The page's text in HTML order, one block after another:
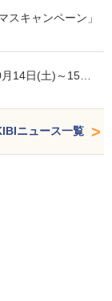
スキャンペーン」
14日(土)～15…
ニュース一覧